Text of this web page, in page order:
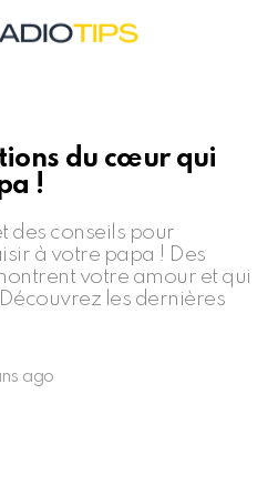
du cœur qui
!
des conseils pour
à votre papa ! Des
votre amour et qui
les dernières
ago